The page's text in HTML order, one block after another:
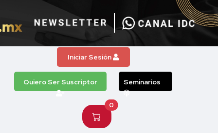
Iniciar Sesión
Quiero Ser Suscriptor Seminarios
0